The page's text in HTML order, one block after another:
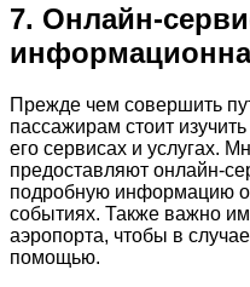
7. Онлайн-
Прежде чем совершить
пассажирам стоит
его сервисах и услугах.
предоставляют онлайн-
подробную информацию о
событиях. Также важно
аэропорта, чтобы в
помощью.